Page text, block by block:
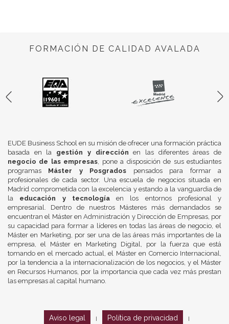
FORMACIÓN DE CALIDAD AVALADA
EUDE Business School en su misión de ofrecer una formación práctica
basada en la gestión y dirección en las diferentes áreas de
negocio de las empresas, pone a disposición de sus estudiantes
programas Máster y Posgrados pensados para formar a
profesionales de cada sector. Una escuela de negocios situada en
Madrid comprometida con la excelencia y estando a la vanguardia de
la educación y tecnologíaen los entornos profesional y
empresarial. Dentro de nuestros Másteres más demandados se
encuentran el Máster en Administración y Dirección de Empresas, por
su capacidad para formar a líderes en todas las áreas de negocio, el
Máster en Marketing, por ser una de las áreas más importantes de la
empresa, el Máster en Marketing Digital, por la fuerza que está
tomando en el mercado actual, el Máster en Comercio Internacional,
por la tendencia a la internacionalización de los negocios, y el Máster
en Recursos Humanos, por la importancia que cada vez más prestan
las empresas al capital humano.
Aviso legal Política de privacidad